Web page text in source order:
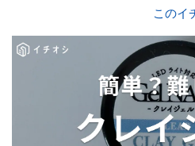
このイ